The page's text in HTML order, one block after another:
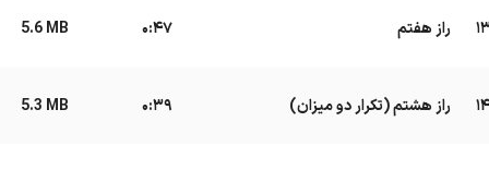
راز هفتم 0:47
5.6 MB
14 راز هشتم (تکرار دو میزان) 0:39
5.3 MB